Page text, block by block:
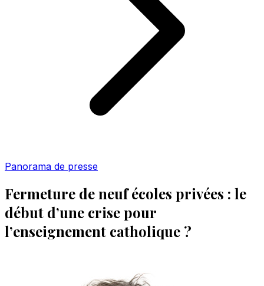
Panorama de presse
Fermeture de neuf écoles privées : le
début d’une crise pour
l’enseignement catholique ?